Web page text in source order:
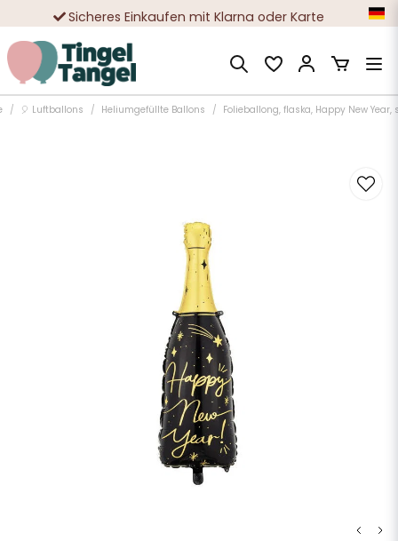
Sicheres Einkaufen mit Klarna oder Karte
Zehntausende zufriedene Kunden
🎈 Luftballons Heliumgefüllte Ballons Folieballong, flaska, Happy New Year,